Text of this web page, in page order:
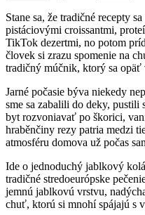
Stane sa, že tradičné recepty
pistáciovými croissantmi,
TikTok dezertmi, no potom
človek si zrazu spomenie na
tradičný múčnik, ktorý sa
Jarné počasie býva niekedy
sme sa zabalili do deky,
byt rozvoniavať po škorici,
hraběnčiny rezy patria medzi
atmosféru domova už počas
Ide o jednoduchý jablkový
tradičné stredoeurópske
jemnú jablkovú vrstvu,
chuť, ktorú si mnohí spájajú s